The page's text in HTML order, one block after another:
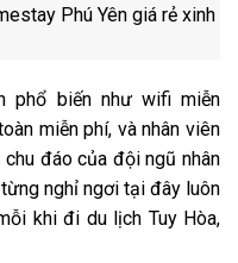
phổ biến như wifi miễn
miễn phí, và nhân viên
chu đáo của đội ngũ nhân
nghỉ ngơi tại đây luôn
khi đi du lịch Tuy Hòa,